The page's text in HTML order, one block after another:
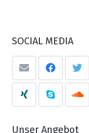
SOCIAL MEDIA
Unser Angebot